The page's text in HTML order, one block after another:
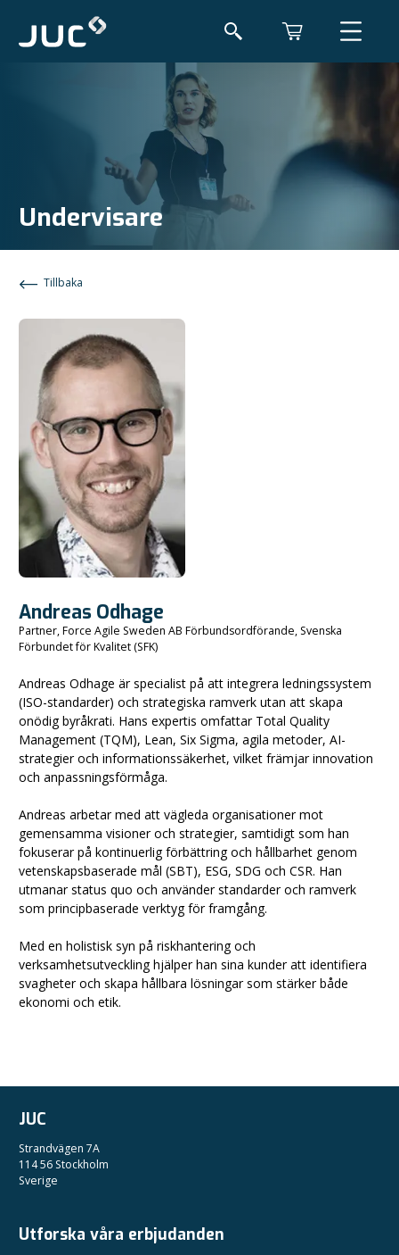
Undervisare
Tillbaka
Andreas Odhage
Partner, Force Agile Sweden AB Förbundsordförande, Svenska
Förbundet för Kvalitet (SFK)
Andreas Odhage är specialist på att integrera ledningssystem
(ISO-standarder) och strategiska ramverk utan att skapa
onödig byråkrati. Hans expertis omfattar Total Quality
Management (TQM), Lean, Six Sigma, agila metoder, AI-
strategier och informationssäkerhet, vilket främjar innovation
och anpassningsförmåga.
Andreas arbetar med att vägleda organisationer mot
gemensamma visioner och strategier, samtidigt som han
fokuserar på kontinuerlig förbättring och hållbarhet genom
vetenskapsbaserade mål (SBT), ESG, SDG och CSR. Han
utmanar status quo och använder standarder och ramverk
som principbaserade verktyg för framgång.
Med en holistisk syn på riskhantering och
verksamhetsutveckling hjälper han sina kunder att identifiera
svagheter och skapa hållbara lösningar som stärker både
ekonomi och etik.
JUC
Strandvägen 7A
114 56 Stockholm
Sverige
Utforska våra erbjudanden